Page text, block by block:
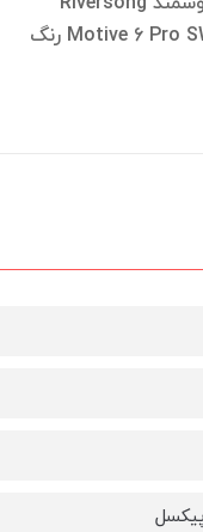
مدل Motive 6 Pro SW62 رنگ